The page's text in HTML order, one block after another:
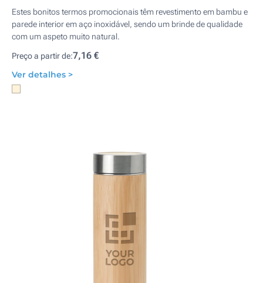
Estes bonitos termos promocionais têm revestimento em bambu e
parede interior em aço inoxidável, sendo um brinde de qualidade
com um aspeto muito natural.
Preço a partir de:7,16 €
Ver detalhes >